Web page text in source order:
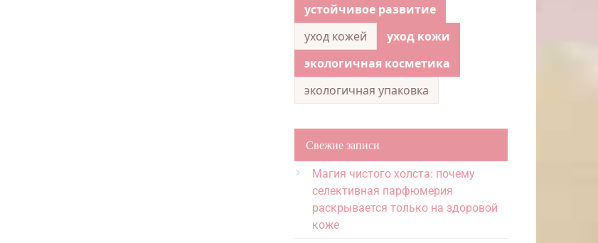
устойчивое развитие
уход кожей
уход кожи
экологичная косметика
экологичная упаковка
Свежие записи
Магия чистого холста: почему
селективная парфюмерия
раскрывается только на здоровой
коже